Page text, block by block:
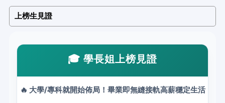
上榜生見證
🎓 學長姐上榜見證
🔥 大學/專科就開始佈局！畢業即無縫接軌高薪穩定生活